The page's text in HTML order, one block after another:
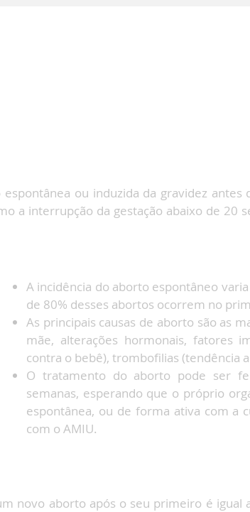
ou induzida da gravidez
a interrupção da gestação abaixo de 20
A incidência do aborto espontâneo
de 80% desses abortos ocorrem no
As principais causas de aborto são as
mãe, alterações hormonais, fatores
contra o bebê), trombofilias (tendência
O tratamento do aborto pode ser
semanas, esperando que o próprio
espontânea, ou de forma ativa com a
com o AMIU.
novo aborto após o seu primeiro é igual